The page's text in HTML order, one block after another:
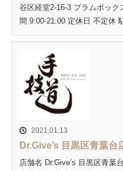
谷区経堂2-16-3 プラムボッ
間 9:00-21:00 定休日 不定休
2021.01.13
Dr.Give’s 目黒区青葉台
店舗名 Dr.Give’s 目黒区青葉